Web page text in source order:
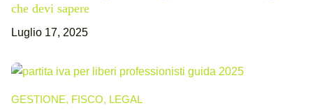
che devi sapere
Luglio 17, 2025
GESTIONE, FISCO, LEGAL